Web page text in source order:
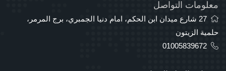
معلومات التواصل
27 شارع ميدان ابن الحكم، امام دنيا الجمبري، برج المرمر،
حلمية الزيتون
01005839672